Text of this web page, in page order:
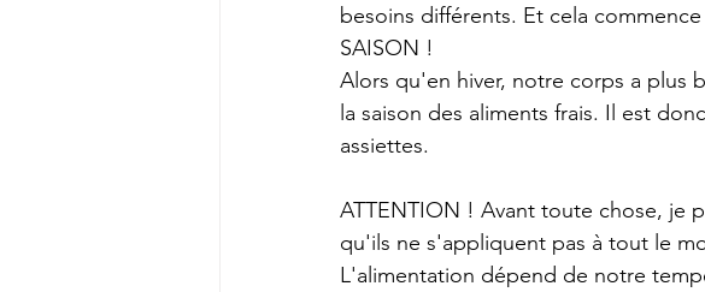
besoins différents. Et cela commence
SAISON !
Alors qu'en hiver, notre corps a plus
la saison des aliments frais. Il est
assiettes.
ATTENTION ! Avant toute chose, je
qu'ils ne s'appliquent pas à tout le
L'alimentation dépend de notre